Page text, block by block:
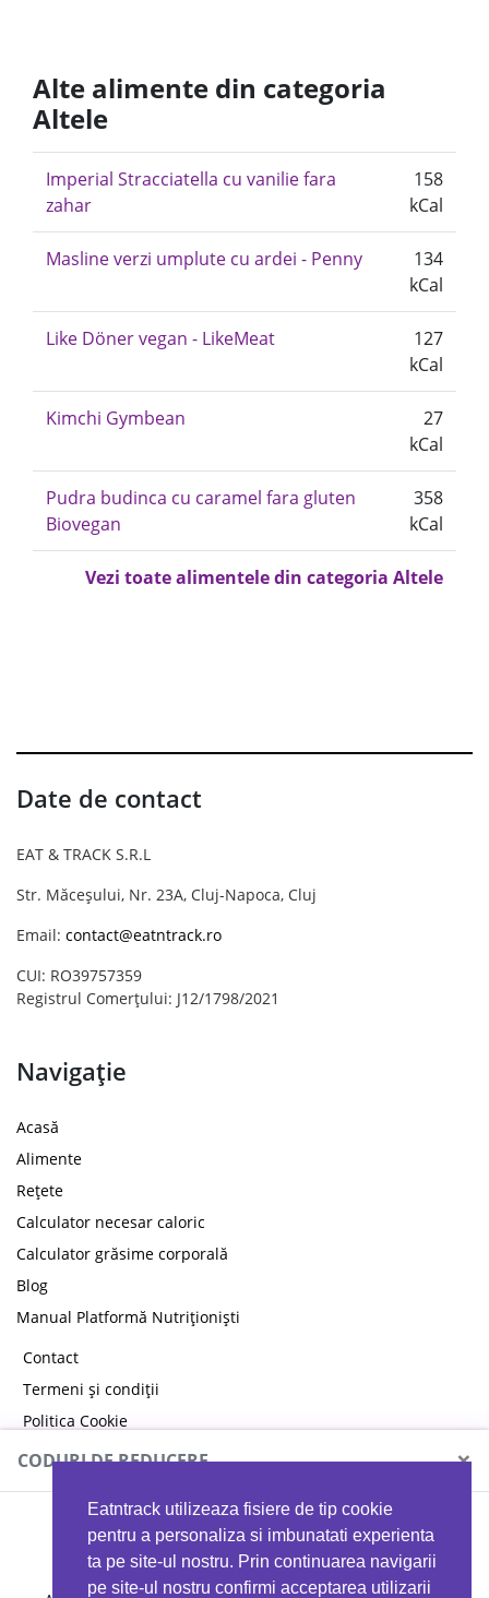
Eatntrack utilizeaza fisiere de tip cookie
pentru a personaliza si imbunatati experienta
ta pe site-ul nostru. Prin continuarea navigarii
pe site-ul nostru confirmi acceptarea utilizarii
Alte alimente din categoria
Altele
Imperial Stracciatella cu vanilie fara
zahar
158
kCal
Masline verzi umplute cu ardei - Penny
134
kCal
Like Döner vegan - LikeMeat
127
kCal
Kimchi Gymbean
27
kCal
Pudra budinca cu caramel fara gluten
Biovegan
358
kCal
Vezi toate alimentele din categoria Altele
Date de contact
EAT & TRACK S.R.L
Str. Măceșului, Nr. 23A, Cluj-Napoca, Cluj
Email: contact@eatntrack.ro
CUI: RO39757359
Registrul Comerțului: J12/1798/2021
Navigație
Acasă
Alimente
Rețete
Calculator necesar caloric
Calculator grăsime corporală
Blog
Manual Platformă Nutriționiști
Contact
Termeni și condiții
Politica Cookie
Politica de confidențialitate
CODURI DE REDUCERE ×
MYPROTEIN